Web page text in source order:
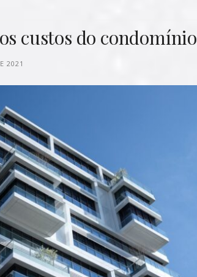
custos do condomínio
2021